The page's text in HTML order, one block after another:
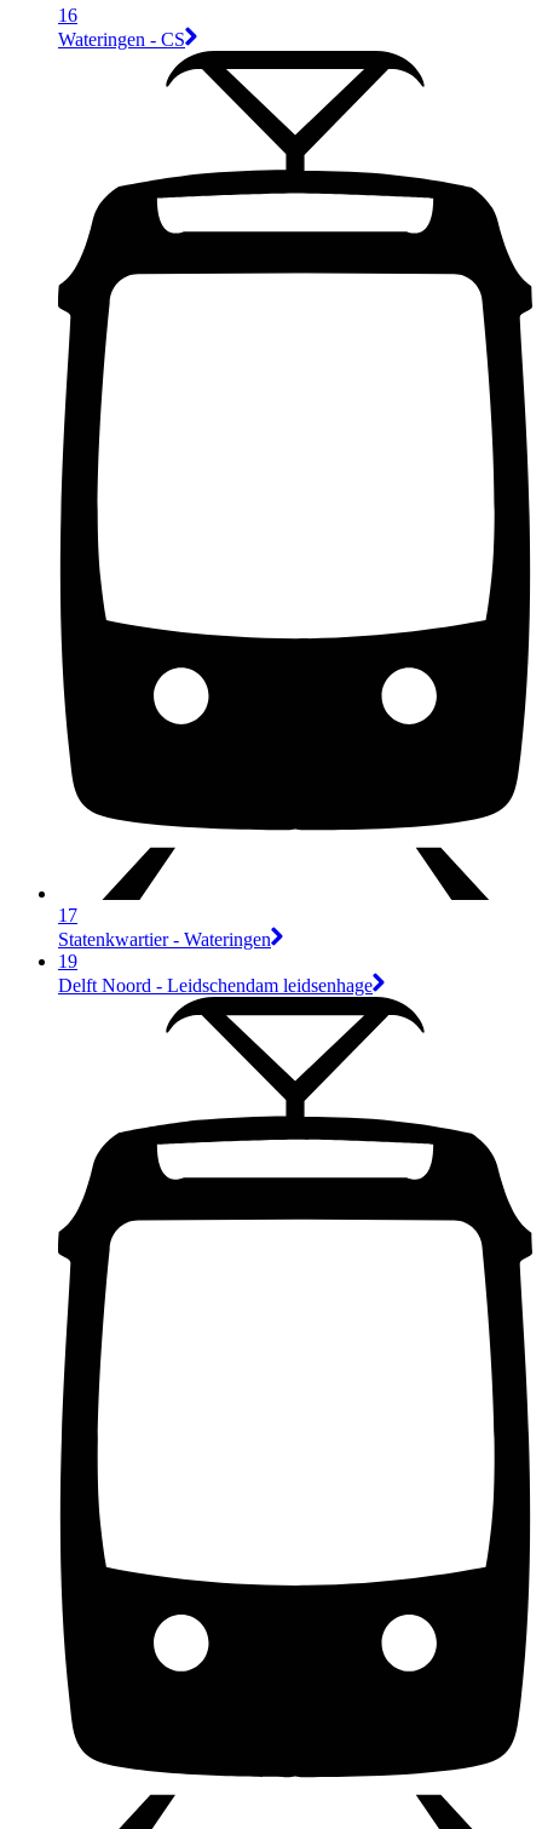
16
Wateringen - CS
17
Statenkwartier - Wateringen
19
Delft Noord - Leidschendam leidsenhage